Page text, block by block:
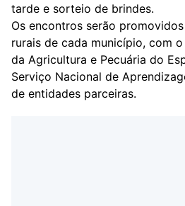
tarde e sorteio de brindes.
Os encontros serão
rurais de cada município, com
da Agricultura e Pecuária do
Serviço Nacional de
de entidades parceiras.